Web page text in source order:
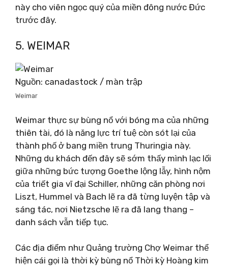
này cho viên ngọc quý của miền đông nước Đức
trước đây.
5. WEIMAR
Nguồn: canadastock / màn trập
Weimar
Weimar thực sự bùng nổ với bóng ma của những
thiên tài, đó là năng lực trí tuệ còn sót lại của
thành phố ở bang miền trung Thuringia này.
Những du khách đến đây sẽ sớm thấy mình lạc lối
giữa những bức tượng Goethe lộng lẫy, hình nộm
của triết gia vĩ đại Schiller, những căn phòng nơi
Liszt, Hummel và Bach lẽ ra đã từng luyện tập và
sáng tác, nơi Nietzsche lẽ ra đã lang thang –
danh sách vẫn tiếp tục.
Các địa điểm như Quảng trường Chợ Weimar thể
hiện cái gọi là thời kỳ bùng nổ Thời kỳ Hoàng kim